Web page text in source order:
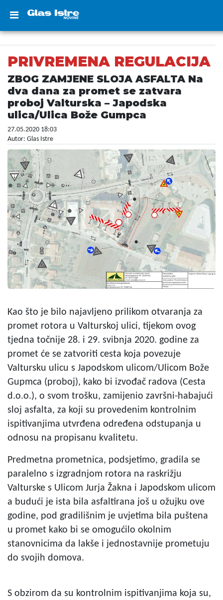
PRIVREMENA REGULACIJA
ZBOG ZAMJENE SLOJA ASFALTA Na
dva dana za promet se zatvara
proboj Valturska – Japodska
ulica/Ulica Bože Gumpca
27.05.2020 18:03
Autor: Glas Istre
Kao što je bilo najavljeno prilikom otvaranja za
promet rotora u Valturskoj ulici, tijekom ovog
tjedna točnije 28. i 29. svibnja 2020. godine za
promet će se zatvoriti cesta koja povezuje
Valtursku ulicu s Japodskom ulicom/Ulicom Bože
Gupmca (proboj), kako bi izvođač radova (Cesta
d.o.o.), o svom trošku, zamijenio završni-habajući
sloj asfalta, za koji su provedenim kontrolnim
ispitivanjima utvrđena određena odstupanja u
odnosu na propisanu kvalitetu.
Predmetna prometnica, podsjetimo, gradila se
paralelno s izgradnjom rotora na raskrižju
Valturske s Ulicom Jurja Žakna i Japodskom ulicom
a budući je ista bila asfaltirana još u ožujku ove
godine, pod gradilišnim je uvjetima bila puštena
u promet kako bi se omogućilo okolnim
stanovnicima da lakše i jednostavnije prometuju
do svojih domova.
S obzirom da su kontrolnim ispitivanjima koja su,